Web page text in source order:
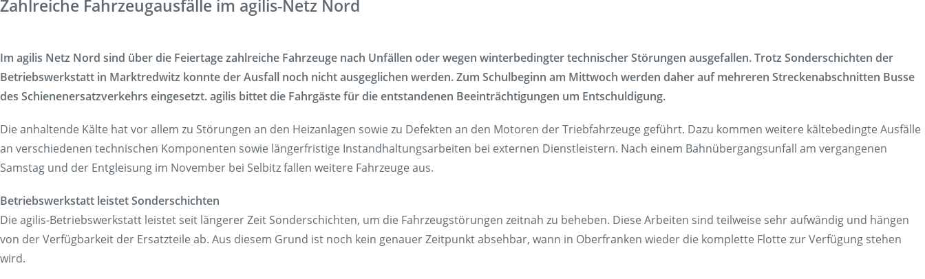
Korridorsanierung
FAQ
Kontakt Fahrgäste
Zahlreiche Fahrzeugausfälle im agilis-Netz Nord
Im agilis Netz Nord sind über die Feiertage zahlreiche Fahrzeuge nach Unfällen oder wegen winterbedingter technischer Störungen ausgefallen. Trotz Sonderschichten der
Betriebswerkstatt in Marktredwitz konnte der Ausfall noch nicht ausgeglichen werden. Zum Schulbeginn am Mittwoch werden daher auf mehreren Streckenabschnitten Busse
des Schienenersatzverkehrs eingesetzt. agilis bittet die Fahrgäste für die entstandenen Beeinträchtigungen um Entschuldigung.
Die anhaltende Kälte hat vor allem zu Störungen an den Heizanlagen sowie zu Defekten an den Motoren der Triebfahrzeuge geführt. Dazu kommen weitere kältebedingte Ausfälle
an verschiedenen technischen Komponenten sowie längerfristige Instandhaltungsarbeiten bei externen Dienstleistern. Nach einem Bahnübergangsunfall am vergangenen
Samstag und der Entgleisung im November bei Selbitz fallen weitere Fahrzeuge aus.
Betriebswerkstatt leistet Sonderschichten
Die agilis-Betriebswerkstatt leistet seit längerer Zeit Sonderschichten, um die Fahrzeugstörungen zeitnah zu beheben. Diese Arbeiten sind teilweise sehr aufwändig und hängen
von der Verfügbarkeit der Ersatzteile ab. Aus diesem Grund ist noch kein genauer Zeitpunkt absehbar, wann in Oberfranken wieder die komplette Flotte zur Verfügung stehen
wird.